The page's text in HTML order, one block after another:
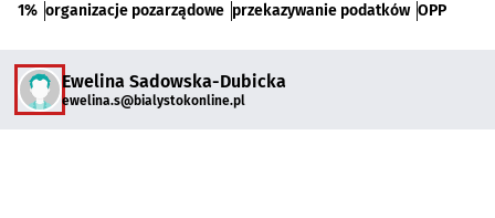
1% organizacje pozarządowe przekazywanie podatków OPP
Ewelina Sadowska-Dubicka
ewelina.s@bialystokonline.pl